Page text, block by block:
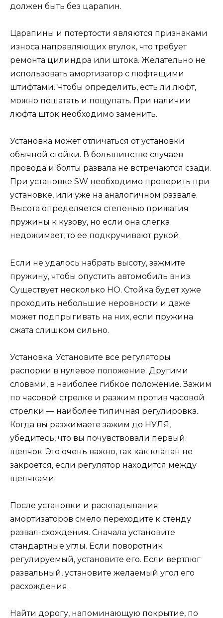
должен быть без царапин.
Царапины и потертости являются признаками
износа направляющих втулок, что требует
ремонта цилиндра или штока. Желательно не
использовать амортизатор с люфтящими
штифтами. Чтобы определить, есть ли люфт,
можно пошатать и пощупать. При наличии
люфта шток необходимо заменить.
Установка может отличаться от установки
обычной стойки. В большинстве случаев
провода и болты развала не встречаются сзади.
При установке SW необходимо проверить при
установке, или уже на аналогичном развале.
Высота определяется степенью прижатия
пружины к кузову, но если она слегка
недожимает, то ее подкручивают рукой.
Если не удалось набрать высоту, зажмите
пружину, чтобы опустить автомобиль вниз.
Существует несколько НО. Стойка будет хуже
проходить небольшие неровности и даже
может подпрыгивать на них, если пружина
сжата слишком сильно.
Установка. Установите все регуляторы
распорки в нулевое положение. Другими
словами, в наиболее гибкое положение. Зажим
по часовой стрелке и разжим против часовой
стрелки — наиболее типичная регулировка.
Когда вы разжимаете зажим до НУЛЯ,
убедитесь, что вы почувствовали первый
щелчок. Это очень важно, так как клапан не
закроется, если регулятор находится между
щелчками.
После установки и раскладывания
амортизаторов смело переходите к стенду
развал-схождения. Сначала установите
стандартные углы. Если поворотник
регулируемый, установите его. Если вертлюг
развальный, установите желаемый угол его
расхождения.
Найти дорогу, напоминающую покрытие, по